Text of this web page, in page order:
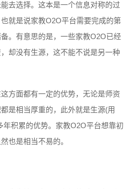
去选择。这本是一个信息对称的过
就是说家教O2O平台需要完成的第
。有意思的是，一些家教O2O已经
却没有生源，这不能不说是另一种
方面都有一定的优势，无论是师资
是相当厚重的，此外就是生源(用
年积累的优势。家教O2O平台想靠初
也是相当不易的。